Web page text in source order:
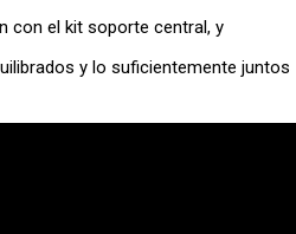
con el kit soporte central, y
y lo suficientemente juntos